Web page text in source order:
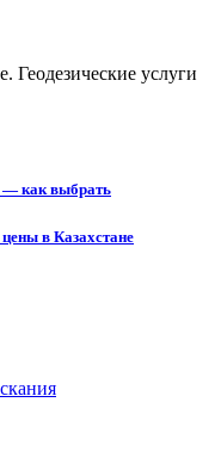
Геодезические услуги
— как выбрать
в Казахстане